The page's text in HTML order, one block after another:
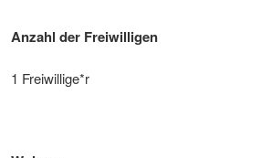
Anzahl der Freiwilligen
1 Freiwillige*r